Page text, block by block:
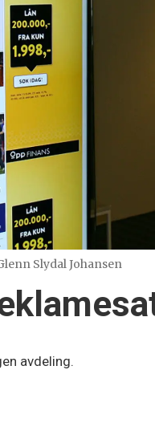
Slydal Johansen
avdeling.